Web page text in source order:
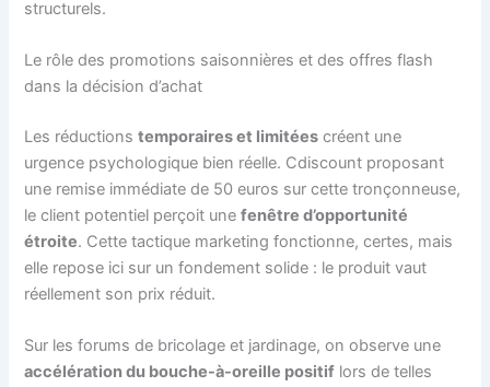
structurels.
Le rôle des promotions saisonnières et des offres flash
dans la décision d’achat
Les réductionstemporaires et limitées créent une
urgence psychologique bien réelle. Cdiscount proposant
une remise immédiate de 50 euros sur cette tronçonneuse,
le client potentiel perçoit unefenêtre d’opportunité
étroite. Cette tactique marketing fonctionne, certes, mais
elle repose ici sur un fondement solide : le produit vaut
réellement son prix réduit.
Sur les forums de bricolage et jardinage, on observe une
accélération du bouche-à-oreille positif lors de telles